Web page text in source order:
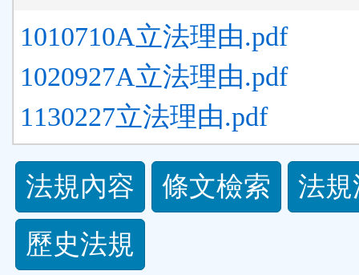
1010710A立法理由.pdf
1020927A立法理由.pdf
1130227立法理由.pdf
法
規
功
法規內容 條文檢索
法
歷史法規